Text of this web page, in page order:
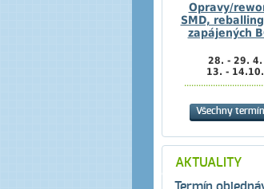
Opravy/
SMD,
zapájených
28. - 29.
13. -
Všechny
AKTUALITY